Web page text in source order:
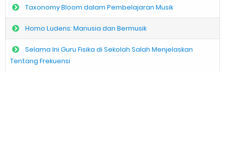
Taxonomy Bloom dalam Pembelajaran Musik
Homo Ludens: Manusia dan Bermusik
Selama Ini Guru Fisika di Sekolah Salah Menjelaskan
Tentang Frekuensi